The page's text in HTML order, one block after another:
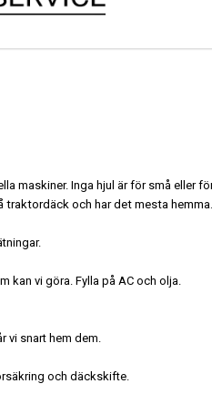
maskiner. Inga hjul är för små eller
traktordäck och har det mesta hemma.
kan vi göra. Fylla på AC och olja.
vi snart hem dem.
och däckskifte.